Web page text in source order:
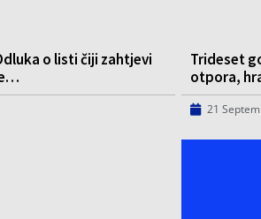
o listi čiji zahtjevi
Trideset
otpora,
21